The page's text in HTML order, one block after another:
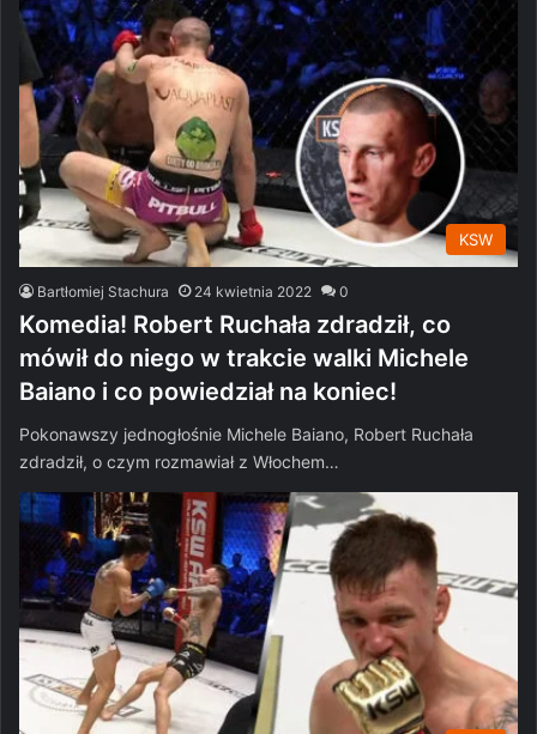
KSW
Bartłomiej Stachura 24 kwietnia 2022 0
Komedia! Robert Ruchała zdradził, co
mówił do niego w trakcie walki Michele
Baiano i co powiedział na koniec!
Pokonawszy jednogłośnie Michele Baiano, Robert Ruchała
zdradził, o czym rozmawiał z Włochem…